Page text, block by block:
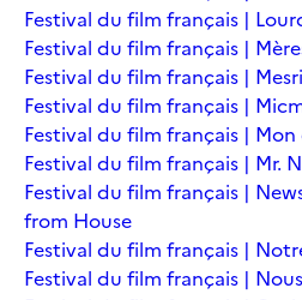
Festival du film français |
Festival du film français |
Festival du film français |
Festival du film français |
Festival du film français |
Festival du film français | Mr.
Festival du film français |
from House
Festival du film français |
Festival du film français |